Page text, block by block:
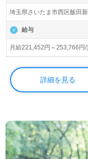
県、埼玉県を中心に
問介護、訪問リハビ
ショートステイ、居
◎年間休日122日、
度、住宅手当等の手
居宅または施設での
えします。特別養護
境、高収入を目指せ
チベーションに！『
い』『ケアマネ、主
『ワークライフバラ
埼玉県さいたま市西区飯田
給与
月給221,452円～253,766円/
詳細を見る